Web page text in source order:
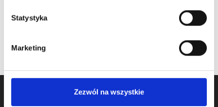
Statystyka
Marketing
Zezwól na wszystkie